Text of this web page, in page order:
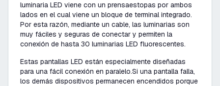
luminaria LED viene con un prensaestopas por ambos
lados en el cual viene un bloque de terminal integrado.
Por esta razón, mediante un cable, las luminarias son
muy fáciles y seguras de conectar y permiten la
conexión de hasta 30 luminarias LED fluorescentes.
Estas pantallas LED están especialmente diseñadas
para una fácil conexión en paralelo.Si una pantalla falla,
los demás dispositivos permanecen encendidos porque